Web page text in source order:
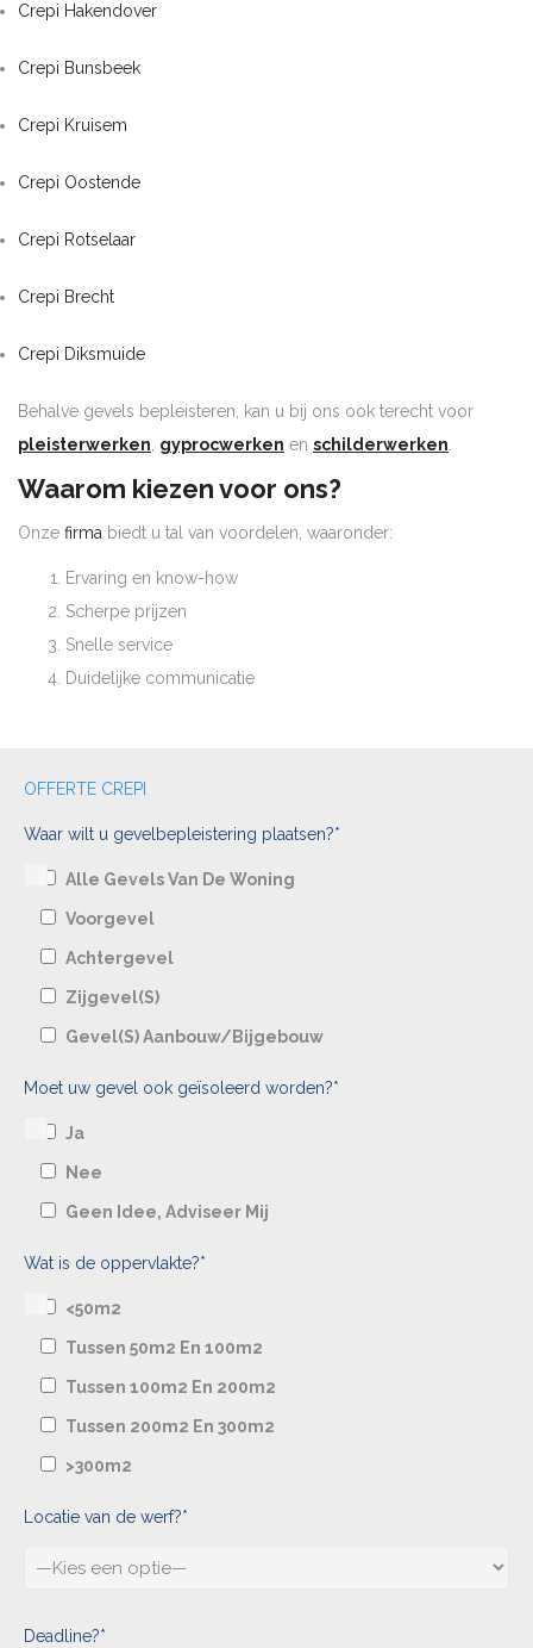
Crepi Hakendover
Crepi Bunsbeek
Crepi Kruisem
Crepi Oostende
Crepi Rotselaar
Crepi Brecht
Crepi Diksmuide
Behalve gevels bepleisteren, kan u bij ons ook terecht voor
pleisterwerken, gyprocwerken en schilderwerken.
Waarom kiezen voor ons?
Onze firma biedt u tal van voordelen, waaronder:
Ervaring en know-how
Scherpe prijzen
Snelle service
Duidelijke communicatie
OFFERTE CREPI
Waar wilt u gevelbepleistering plaatsen?*
Alle Gevels Van De Woning
Voorgevel
Achtergevel
Zijgevel(s)
Gevel(s) Aanbouw/bijgebouw
Moet uw gevel ook geïsoleerd worden?*
Ja
Nee
Geen Idee, Adviseer Mij
Wat is de oppervlakte?*
<50m2
Tussen 50m2 En 100m2
Tussen 100m2 En 200m2
Tussen 200m2 En 300m2
>300m2
Locatie van de werf?*
Deadline?*